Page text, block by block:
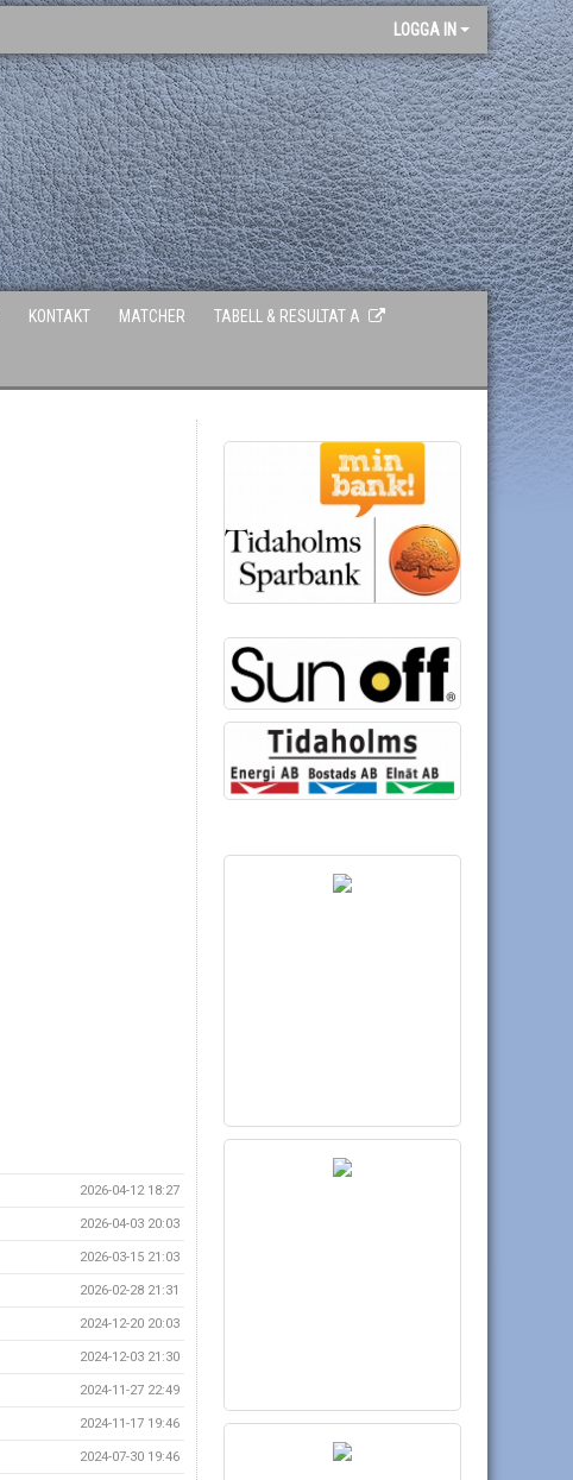
LOGGA IN
KONTAKT MATCHER TABELL & RESULTAT A
2026-04-12 18:27
2026-04-03 20:03
2026-03-15 21:03
2026-02-28 21:31
2024-12-20 20:03
2024-12-03 21:30
2024-11-27 22:49
2024-11-17 19:46
2024-07-30 19:46